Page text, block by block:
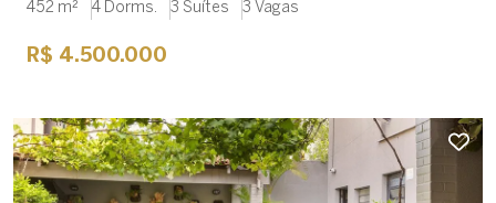
452 m² 4 Dorms. 3 Suítes 3 Vagas
R$ 4.500.000